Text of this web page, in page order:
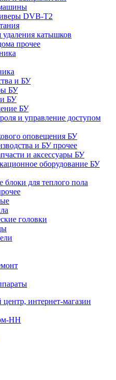
DVB-T2
катышков
прочее
и БУ
БУ
БУ
БУ
и управление доступом
оповещения БУ
и БУ прочее
и аксессуары БУ
оборудование БУ
блоки для теплого пола
головки
интернет-магазин
НН